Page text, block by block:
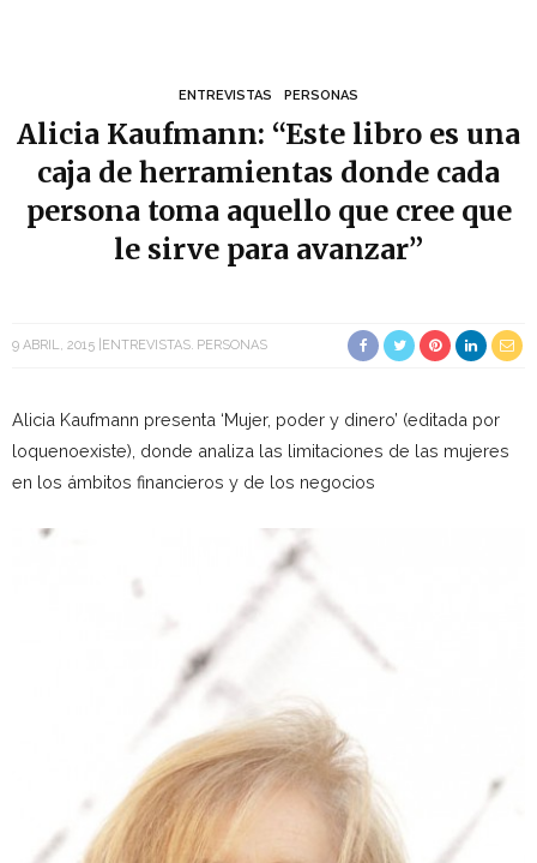
ENTREVISTAS PERSONAS
Alicia Kaufmann: “Este libro es una
caja de herramientas donde cada
persona toma aquello que cree que
le sirve para avanzar”
9 ABRIL, 2015 ENTREVISTAS PERSONAS
Alicia Kaufmann presenta ‘Mujer, poder y dinero’ (editada por
loquenoexiste), donde analiza las limitaciones de las mujeres
en los ámbitos financieros y de los negocios